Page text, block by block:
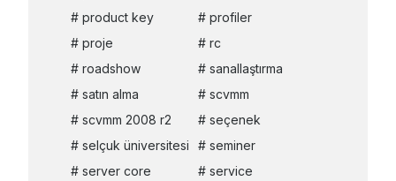
product key
profiler
proje
rc
roadshow
sanallaştırma
satın alma
scvmm
scvmm 2008 r2
seçenek
selçuk üniversitesi
seminer
server core
service